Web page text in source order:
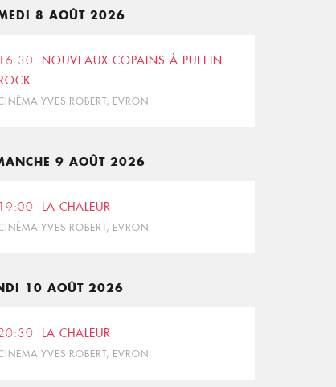
8 AOÛT 2026
16:30
NOUVEAUX COPAINS À PUFFIN
YVES ROBERT, EVRON
9 AOÛT 2026
19:00 LA CHALEUR
YVES ROBERT, EVRON
10 AOÛT 2026
LA CHALEUR
YVES ROBERT, EVRON